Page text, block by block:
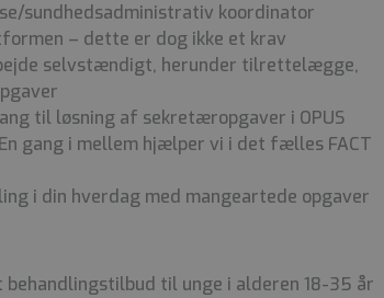
sundhedsadministrativ koordinator
– dette er dog ikke et krav
selvstændigt, herunder tilrettelægge,
til løsning af sekretæropgaver i OPUS
gang i mellem hjælper vi i det fælles FACT
i din hverdag med mangeartede opgaver
til unge i alderen 18-35 år